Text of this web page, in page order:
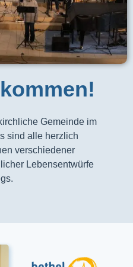
Gemeinde im
sind alle herzlich
verschiedener
Lebensentwürfe